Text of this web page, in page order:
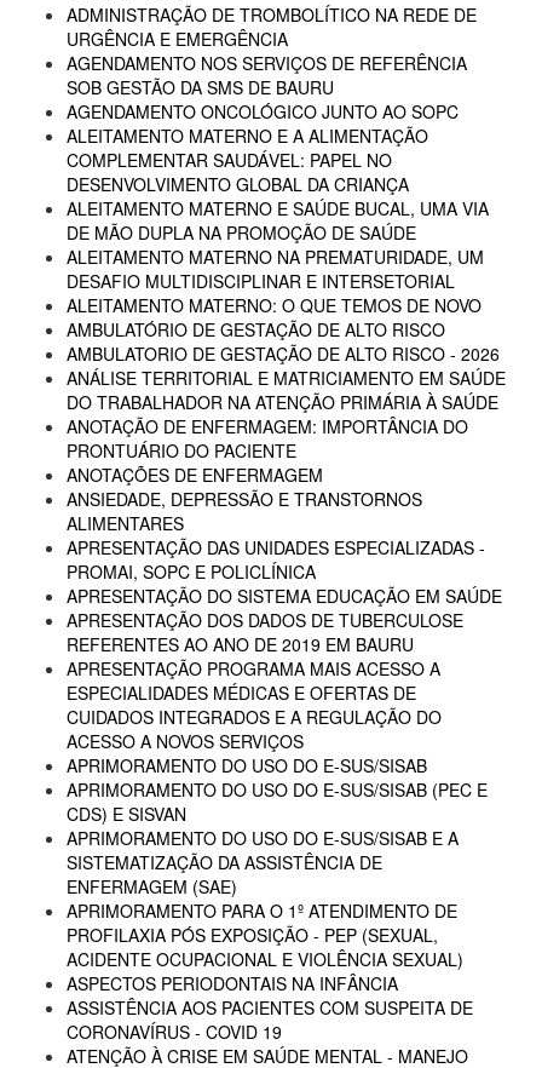
ADMINISTRAÇÃO DE TROMBOLÍTICO NA REDE DE
URGÊNCIA E EMERGÊNCIA
AGENDAMENTO NOS SERVIÇOS DE REFERÊNCIA
SOB GESTÃO DA SMS DE BAURU
AGENDAMENTO ONCOLÓGICO JUNTO AO SOPC
ALEITAMENTO MATERNO E A ALIMENTAÇÃO
COMPLEMENTAR SAUDÁVEL: PAPEL NO
DESENVOLVIMENTO GLOBAL DA CRIANÇA
ALEITAMENTO MATERNO E SAÚDE BUCAL, UMA VIA
DE MÃO DUPLA NA PROMOÇÃO DE SAÚDE
ALEITAMENTO MATERNO NA PREMATURIDADE, UM
DESAFIO MULTIDISCIPLINAR E INTERSETORIAL
ALEITAMENTO MATERNO: O QUE TEMOS DE NOVO
AMBULATÓRIO DE GESTAÇÃO DE ALTO RISCO
AMBULATORIO DE GESTAÇÃO DE ALTO RISCO - 2026
ANÁLISE TERRITORIAL E MATRICIAMENTO EM SAÚDE
DO TRABALHADOR NA ATENÇÃO PRIMÁRIA À SAÚDE
ANOTAÇÃO DE ENFERMAGEM: IMPORTÂNCIA DO
PRONTUÁRIO DO PACIENTE
ANOTAÇÕES DE ENFERMAGEM
ANSIEDADE, DEPRESSÃO E TRANSTORNOS
ALIMENTARES
APRESENTAÇÃO DAS UNIDADES ESPECIALIZADAS -
PROMAI, SOPC E POLICLÍNICA
APRESENTAÇÃO DO SISTEMA EDUCAÇÃO EM SAÚDE
APRESENTAÇÃO DOS DADOS DE TUBERCULOSE
REFERENTES AO ANO DE 2019 EM BAURU
APRESENTAÇÃO PROGRAMA MAIS ACESSO A
ESPECIALIDADES MÉDICAS E OFERTAS DE
CUIDADOS INTEGRADOS E A REGULAÇÃO DO
ACESSO A NOVOS SERVIÇOS
APRIMORAMENTO DO USO DO E-SUS/SISAB
APRIMORAMENTO DO USO DO E-SUS/SISAB (PEC E
CDS) E SISVAN
APRIMORAMENTO DO USO DO E-SUS/SISAB E A
SISTEMATIZAÇÃO DA ASSISTÊNCIA DE
ENFERMAGEM (SAE)
APRIMORAMENTO PARA O 1º ATENDIMENTO DE
PROFILAXIA PÓS EXPOSIÇÃO - PEP (SEXUAL,
ACIDENTE OCUPACIONAL E VIOLÊNCIA SEXUAL)
ASPECTOS PERIODONTAIS NA INFÂNCIA
ASSISTÊNCIA AOS PACIENTES COM SUSPEITA DE
CORONAVÍRUS - COVID 19
ATENÇÃO À CRISE EM SAÚDE MENTAL - MANEJO